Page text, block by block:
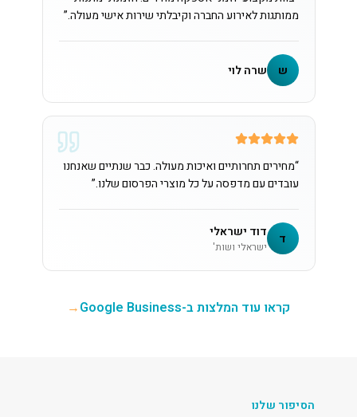
ממותגות לאירוע החברה וקיבלתי שירות אישי מעולה.”
ש שרה לוי
“מחירים תחרותיים ואיכות מעולה. כבר שנתיים שאנחנו
עובדים עם מדפסה על כל מוצרי הפרסום שלנו.”
ד דוד ישראלי
ישראלי ושות'
קראו עוד המלצות ב-Google Business →
הסיפור שלנו